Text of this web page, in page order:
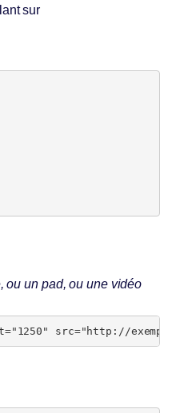
sur
ou un pad, ou une vidéo